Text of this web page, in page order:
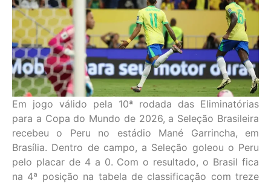
Em jogo válido pela 10ª rodada das Eliminatórias
para a Copa do Mundo de 2026, a Seleção Brasileira
recebeu o Peru no estádio Mané Garrincha, em
Brasília. Dentro de campo, a Seleção goleou o Peru
pelo placar de 4 a 0. Com o resultado, o Brasil fica
na 4ª posição na tabela de classificação com treze